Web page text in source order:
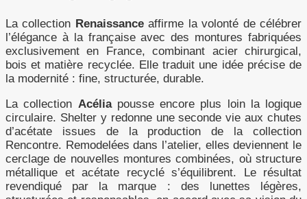
La collection Renaissanceaffirme la volonté de célébrer
l’élégance à la française avec des montures fabriquées
exclusivement en France, combinant acier chirurgical,
bois et matière recyclée. Elle traduit une idée précise de
la modernité : fine, structurée, durable.
La collection Acéliapousse encore plus loin la logique
circulaire. Shelter y redonne une seconde vie aux chutes
d’acétate issues de la production de la collection
Rencontre. Remodelées dans l’atelier, elles deviennent le
cerclage de nouvelles montures combinées, où structure
métallique et acétate recyclé s’équilibrent. Le résultat
revendiqué par la marque : des lunettes légères,